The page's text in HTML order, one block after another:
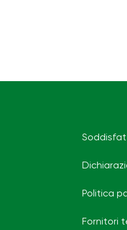
Politica
Fornitori